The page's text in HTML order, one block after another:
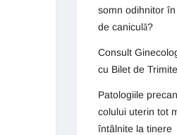
somn odihnitor
de caniculă?
Consult
cu Bilet de
Patologiile
colului uterin tot
întâlnite la tinere